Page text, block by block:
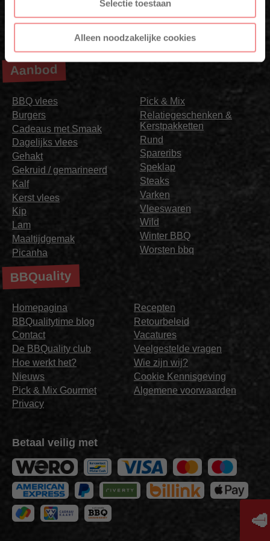
Selectie toestaan
Alleen noodzakelijke cookies
Aanbod
BBQ vlees
Burgers
Cadeaus met Smaak
Dagelijks vlees
Gehakt
Gekruid / gemarineerd
Kalf
Kerst vlees
Kip
Lam
Maaltijdgemak
Picanha
Pick & Mix
Relatiegeschenken &
Kerstpakketten
Rund
Spareribs
Speklap
Steaks
Varken
Vleeswaren
Wild
Winter BBQ
Worsten bbq
BBQuality
Homepagina
BBQualitytime blog
Contact
De BBQuality club
Hoe werkt het?
Nieuws
Pick & Mix Gourmet
Privacy
Recepten
Retourbeleid
Vacatures
Veelgestelde vragen
Wie zijn wij?
Cookie Kennisgeving
Algemene voorwaarden
Betaal veilig met
🥩